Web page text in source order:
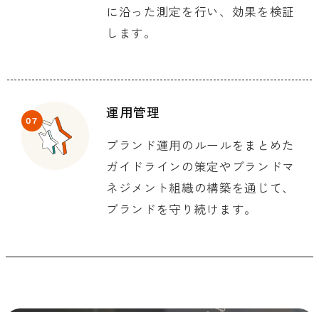
に沿った測定を行い、効果を検証
します。
07
運用管理
ブランド運用のルールをまとめた
ガイドラインの策定やブランドマ
ネジメント組織の構築を通じて、
ブランドを守り続けます。